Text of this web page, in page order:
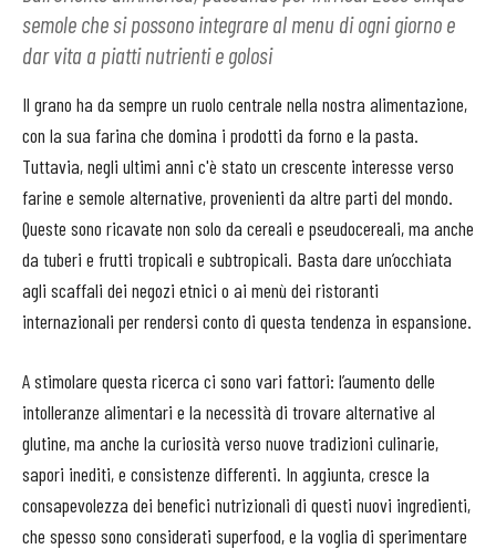
semole che si possono integrare al menu di ogni giorno e
dar vita a piatti nutrienti e golosi
Il grano ha da sempre un ruolo centrale nella nostra alimentazione,
con la sua farina che domina i prodotti da forno e la pasta.
Tuttavia, negli ultimi anni c'è stato un crescente interesse verso
farine e semole alternative, provenienti da altre parti del mondo.
Queste sono ricavate non solo da cereali e pseudocereali, ma anche
da tuberi e frutti tropicali e subtropicali. Basta dare un’occhiata
agli scaffali dei negozi etnici o ai menù dei ristoranti
internazionali per rendersi conto di questa tendenza in espansione.
A stimolare questa ricerca ci sono vari fattori: l’aumento delle
intolleranze alimentari e la necessità di trovare alternative al
glutine, ma anche la curiosità verso nuove tradizioni culinarie,
sapori inediti, e consistenze differenti. In aggiunta, cresce la
consapevolezza dei benefici nutrizionali di questi nuovi ingredienti,
che spesso sono considerati superfood, e la voglia di sperimentare